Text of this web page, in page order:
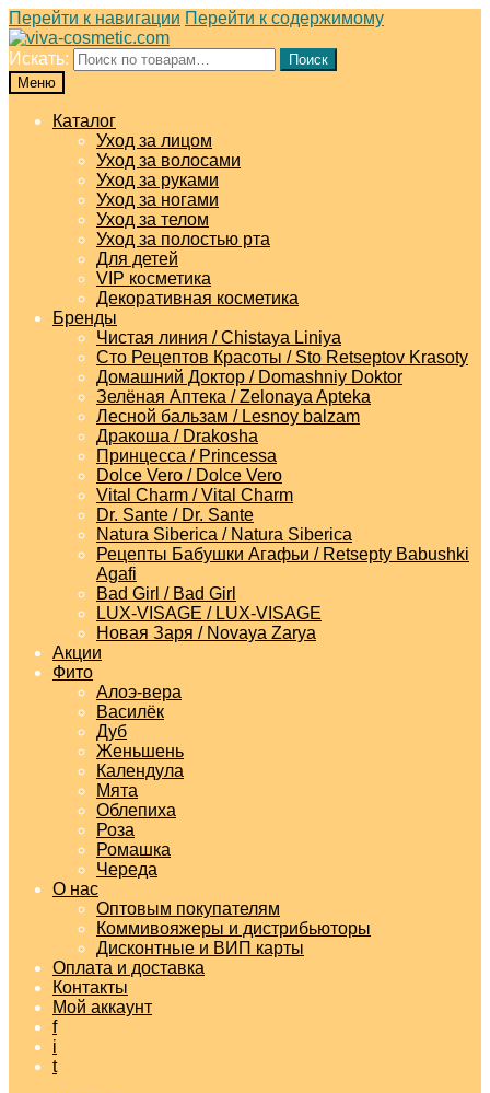
Перейти к навигации Перейти к содержимому
Искать:
Поиск
Меню
Каталог
Уход за лицом
Уход за волосами
Уход за руками
Уход за ногами
Уход за телом
Уход за полостью рта
Для детей
VIP косметика
Декоративная косметика
Бренды
Чистая линия / Chistaya Liniya
Сто Рецептов Красоты / Sto Retseptov Krasoty
Домашний Доктор / Domashniy Doktor
Зелёная Аптека / Zelonaya Apteka
Лесной бальзам / Lesnoy balzam
Дракоша / Drakosha
Принцесса / Princessa
Dolce Vero / Dolce Vero
Vital Charm / Vital Charm
Dr. Sante / Dr. Sante
Natura Siberica / Natura Siberica
Рецепты Бабушки Агафьи / Retsepty Babushki
Agafi
Bad Girl / Bad Girl
LUX-VISAGE / LUX-VISAGE
Новая Заря / Novaya Zarya
Акции
Фито
Алоэ-вера
Василёк
Дуб
Женьшень
Календула
Мята
Облепиха
Роза
Ромашка
Череда
О нас
Оптовым покупателям
Коммивояжеры и дистрибьюторы
Дисконтные и ВИП карты
Оплата и доставка
Контакты
Мой аккаунт
f
i
t